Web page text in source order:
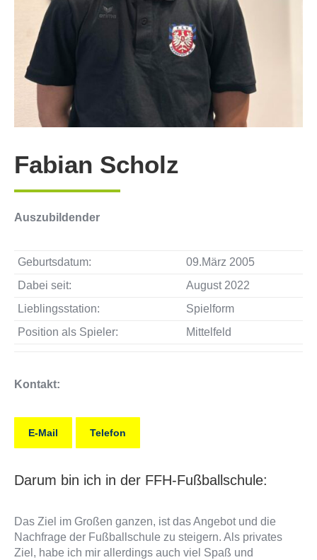
Fabian Scholz
Auszubildender
Geburtsdatum:
09.März 2005
Dabei seit:
August 2022
Lieblingsstation:
Spielform
Position als Spieler:
Mittelfeld
Kontakt:
E-Mail Telefon
Darum bin ich in der FFH-Fußballschule:
Das Ziel im Großen ganzen, ist das Angebot und die
Nachfrage der Fußballschule zu steigern. Als privates
Ziel, habe ich mir allerdings auch viel Spaß und